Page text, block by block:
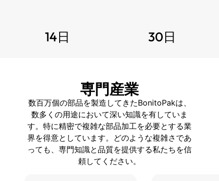
14日 30日
専門産業
数百万個の部品を製造してきたBonitoPakは、
数多くの用途において深い知識を有していま
す。特に精密で複雑な部品加工を必要とする業
界を得意としています。どのような複雑さであ
っても、専門知識と品質を提供する私たちを信
頼してください。